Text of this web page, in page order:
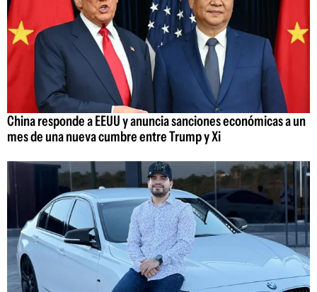
China responde a EEUU y anuncia sanciones económicas a un
mes de una nueva cumbre entre Trump y Xi